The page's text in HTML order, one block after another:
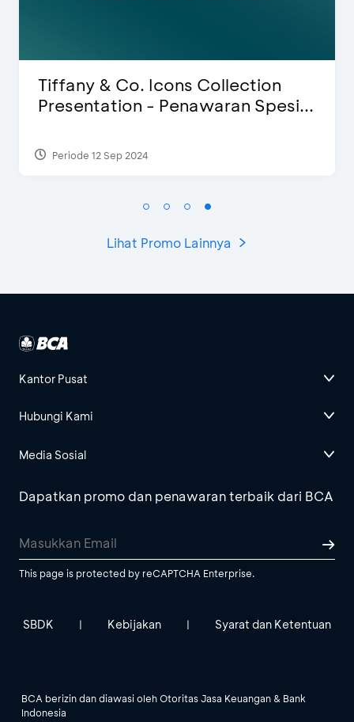
Blink Beauty Clinic - Diskon 25% &
Special Bonus
Periode 27 Mar 2025 - 31 Agt 2026
Lihat Promo Lainnya
Kantor Pusat
Hubungi Kami
Media Sosial
Dapatkan promo dan penawaran terbaik dari BCA
This page is protected by reCAPTCHA Enterprise.
SBDK | Kebijakan | Syarat dan Ketentuan
BCA berizin dan diawasi oleh Otoritas Jasa Keuangan & Bank
Indonesia